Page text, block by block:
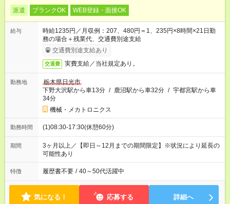
派遣 ブランクOK WEB登録・面接OK
給与
時給1235円／月収例：207、480円＝1、235円×8時間×21日勤
務の場合＋残業代、交通費別途支給
交通費別途支給あり
交通費 実費支給／当社規定あり。
勤務地
栃木県日光市
下野大沢駅から車13分 / 鹿沼駅から車32分 / 宇都宮駅から車
34分
機械・メカトロニクス
勤務時間 (1)08:30-17:30(休憩60分)
期間
3ヶ月以上／【即日～12月までの期間限定】※状況により延長の
可能性あり
特徴 履歴書不要 / 40～50代活躍中
気になる！ 応募する 詳細へ